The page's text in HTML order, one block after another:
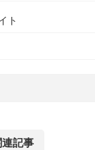
ト
連記事